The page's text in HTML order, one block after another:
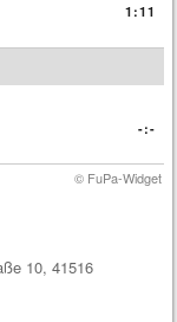
1:11
-:-
© FuPa-Widget
10, 41516